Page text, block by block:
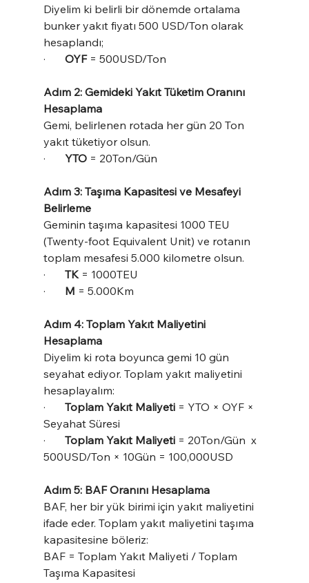
Diyelim ki belirli bir dönemde ortalama
bunker yakıt fiyatı 500 USD/Ton olarak
hesaplandı;
· OYF = 500USD/Ton
Adım 2: Gemideki Yakıt Tüketim Oranını
Hesaplama
Gemi, belirlenen rotada her gün 20 Ton
yakıt tüketiyor olsun.
· YTO = 20Ton/Gün
Adım 3: Taşıma Kapasitesi ve Mesafeyi
Belirleme
Geminin taşıma kapasitesi 1000 TEU
(Twenty-foot Equivalent Unit) ve rotanın
toplam mesafesi 5.000 kilometre olsun.
· TK = 1000TEU
· M = 5.000Km
Adım 4: Toplam Yakıt Maliyetini
Hesaplama
Diyelim ki rota boyunca gemi 10 gün
seyahat ediyor. Toplam yakıt maliyetini
hesaplayalım:
· Toplam Yakıt Maliyeti = YTO × OYF ×
Seyahat Süresi
· Toplam Yakıt Maliyeti = 20Ton/Gün  x
500USD/Ton × 10Gün = 100,000USD
Adım 5: BAF Oranını Hesaplama
BAF, her bir yük birimi için yakıt maliyetini
ifade eder. Toplam yakıt maliyetini taşıma
kapasitesine böleriz:
BAF = Toplam Yakıt Maliyeti / Toplam
Taşıma Kapasitesi